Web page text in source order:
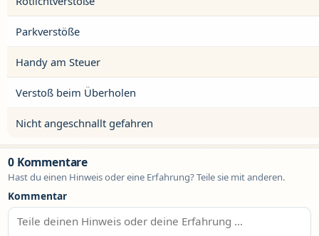
Parkverstöße
Handy am Steuer
Verstoß beim Überholen
Nicht angeschnallt gefahren
0 Kommentare
Hast du einen Hinweis oder eine Erfahrung? Teile sie mit anderen.
Kommentar